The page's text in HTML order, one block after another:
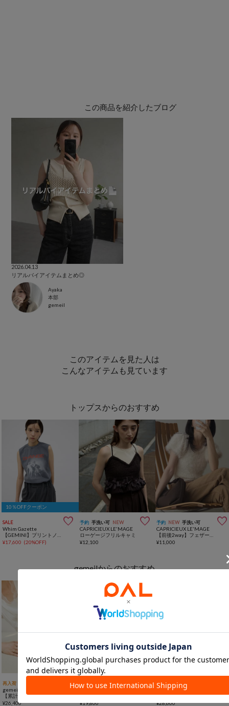
この商品を紹介したブログ
2026.04.13
リアルバイアイテムまとめ◎
Ayaka
本部
gemeil
このアイテムを見た人は
こんなアイテムも見ています
トップスからのおすすめ
10％OFFクーポン
SALE 
Whim Gazette
¥17,600 (20%OFF)
予約 手洗い可 NEW 
CAPRICIEUX LE'MAGE
ローゲージフリルキャミ
¥12,100
予約 NEW 手洗い可 
CAPRICIEUX LE'MAGE
¥11,000
gemeilからのおすすめ
再入荷 
gemeil
【累計販売1万本突破】レザーワンハンドルバッグ (CE-1014)
¥26,400
再入荷 一部予約 NEW 
gemeil
＜rou.＞ラップハンドルミニショルダーバッグ(CE-1771)
¥19,800
再入荷 SALE 一部予約
gemeil
3WAYエッグショルダーバッグ（CE-1598）
¥28,600